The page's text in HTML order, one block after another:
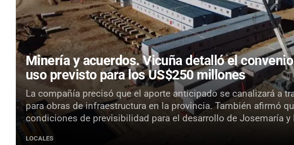
Minería y acuerdos.Vicuña detalló el
uso previsto para los US$250 millones
La compañía precisó que el aporte anticipado se canalizará a
para obras de infraestructura en la provincia. También afirmó
condiciones de previsibilidad para el desarrollo de Josemaría y
LOCALES